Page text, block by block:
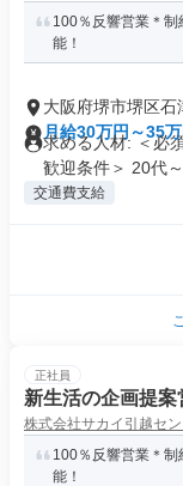
100％反響営業＊
能！
大阪府堺市堺区石
月給30万円～35万
求める人材: ＜必
歓迎条件＞ 20代～
交通費支給
正社員
新生活の企画提案
株式会社サカイ引越セ
100％反響営業＊
能！